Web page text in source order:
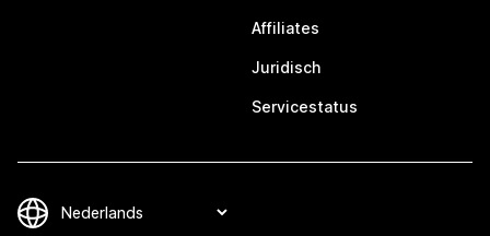
Affiliates
Juridisch
Servicestatus